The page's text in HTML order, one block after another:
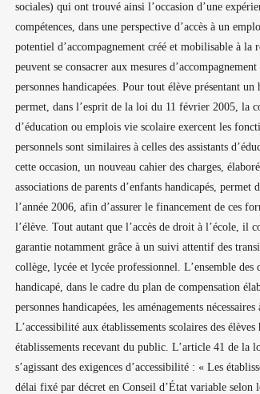
sociales) qui ont trouvé ainsi l’occasion d’une
compétences, dans une perspective d’accès à un
potentiel d’accompagnement créé et mobilisable à
peuvent se consacrer aux mesures
personnes handicapées. Pour tout élève présentant
permet, dans l’esprit de la loi du 11 février 2005, la
d’éducation ou emplois vie scolaire exercent les
personnels sont similaires à celles des assistants
cette occasion, un nouveau cahier des charges,
associations de parents d’enfants handicapés, permet
l’année 2006, afin d’assurer le financement de ces
l’élève. Tout autant que l’accès de droit à l’école, il
garantie notamment grâce à un suivi attentif des
collège, lycée et lycée professionnel. L’ensemble
handicapé, dans le cadre du plan de compensation
personnes handicapées, les aménagements
L’accessibilité aux établissements scolaires des
établissements recevant du public. L’article 41 de
s’agissant des exigences d’accessibilité : « Les
délai fixé par décret en Conseil d’État variable selon